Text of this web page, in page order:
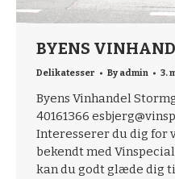
BYENS
Delikatesser Byadmin 3.
Byens Vinhandel
40161366
Interesserer du dig for
bekendt med
kan du godt glæde dig